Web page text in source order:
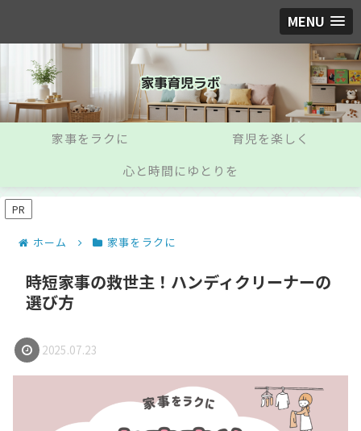
MENU
家事をラクに
育児を楽しく
心と時間にゆとりを
PR
ホーム 家事をラクに
時短家事の救世主！ハンディクリーナーの
選び方
2025.07.23